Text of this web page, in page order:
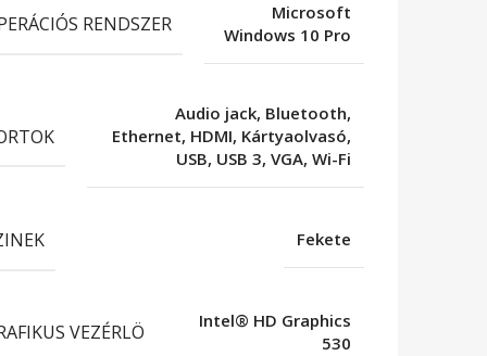
RENDSZER
Microsoft
Windows 10 Pro
Audio jack, Bluetooth,
Ethernet, HDMI, Kártyaolvasó,
USB, USB 3, VGA, Wi-Fi
Fekete
VEZÉRLÖ
Intel® HD Graphics
530